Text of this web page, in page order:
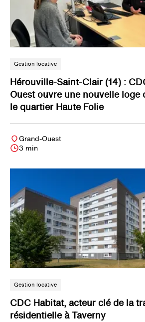
Gestion locative
Hérouville-Saint-Clair (14) :
Ouest ouvre une nouvelle loge
le quartier Haute Folie
Grand-Ouest
3 min
Gestion locative
CDC Habitat, acteur clé de la
résidentielle à Taverny